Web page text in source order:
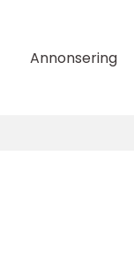
Annonsering